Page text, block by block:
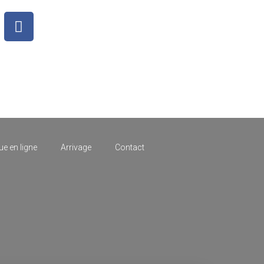
en ligne Arrivage Contact